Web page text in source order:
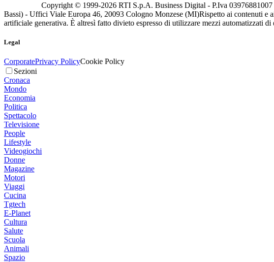
Copyright © 1999-2026 RTI S.p.A. Business Digital - P.Iva
Bassi) - Uffici Viale Europa 46, 20093 Cologno Monzese (MI)Rispetto ai contenuti e
artificiale generativa. È altresì fatto divieto espresso di utilizzare mezzi automatizzati di
Legal
CorporatePrivacy PolicyCookie Policy
Sezioni
Cronaca
Mondo
Economia
Politica
Spettacolo
Televisione
People
Lifestyle
Videogiochi
Donne
Magazine
Motori
Viaggi
Cucina
Tgtech
E-Planet
Cultura
Salute
Scuola
Animali
Spazio